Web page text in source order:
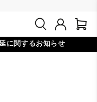
に関するお知らせ
IN GOLF